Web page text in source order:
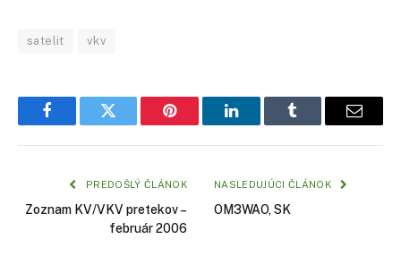
satelit vkv
FacebookTwitter Pinterest LinkedInTumblr Email
PREDOŠLÝ ČLÁNOK
Zoznam KV/VKV pretekov –
február 2006
NASLEDUJÚCI ČLÁNOK
OM3WAO, SK